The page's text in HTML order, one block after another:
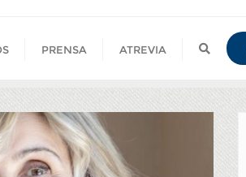
PRENSA ATREVIA